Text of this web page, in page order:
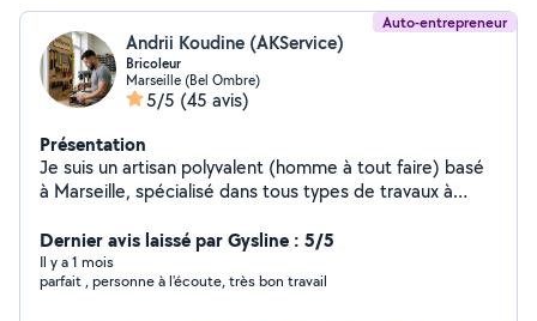
Auto-entrepreneur
Andrii Koudine (AKService)
Bricoleur
Marseille (Bel Ombre)
5/5 (45 avis)
Présentation
Je suis un artisan polyvalent (homme à tout faire) basé
à Marseille, spécialisé dans tous types de travaux à
plomberie, montage de meubles, petits travaux de
rénovation, installation d'équipements, réparations
diverses que travaux extérieurs (peinture, entretien,
Dernier avis laissé par Gysline : 5/5
Il y a 1 mois
parfait , personne à l'écoute, très bon travail